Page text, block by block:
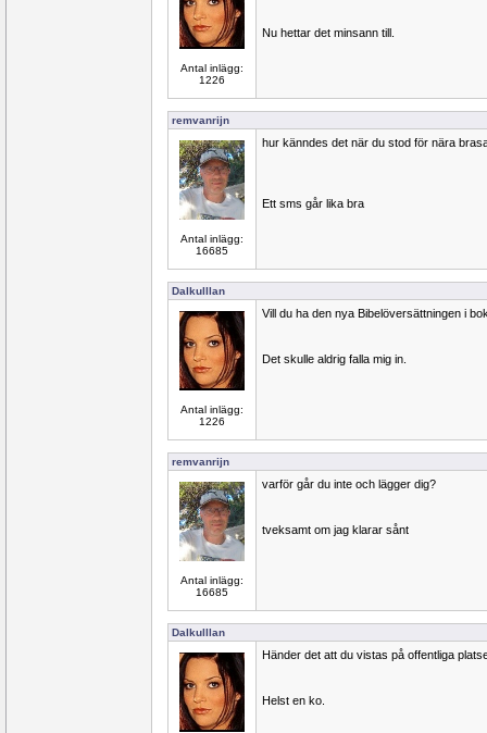
Antal inlägg:
1226
Nu hettar det minsann till.
remvanrijn
Antal inlägg:
16685
hur känndes det när du stod för nära
Ett sms går lika bra
Dalkulllan
Antal inlägg:
1226
Vill du ha den nya Bibelöversättningen i
Det skulle aldrig falla mig in.
remvanrijn
Antal inlägg:
16685
varför går du inte och lägger dig?
tveksamt om jag klarar sånt
Dalkulllan
Händer det att du vistas på offentliga
Helst en ko.